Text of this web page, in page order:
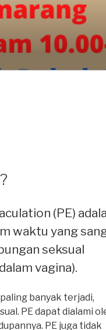
(PE)
waktu yang
seksual
vagina).
banyak terjadi,
PE dapat dialami
PE juga tidak